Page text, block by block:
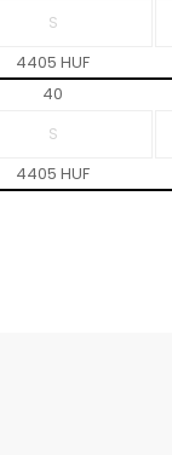
4405 HUF
40
4405 HUF